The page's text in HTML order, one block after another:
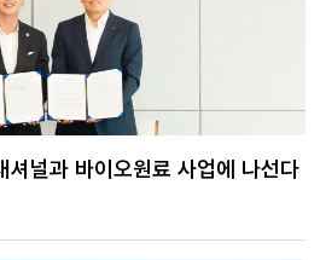
셔널과 바이오원료 사업에 나선다